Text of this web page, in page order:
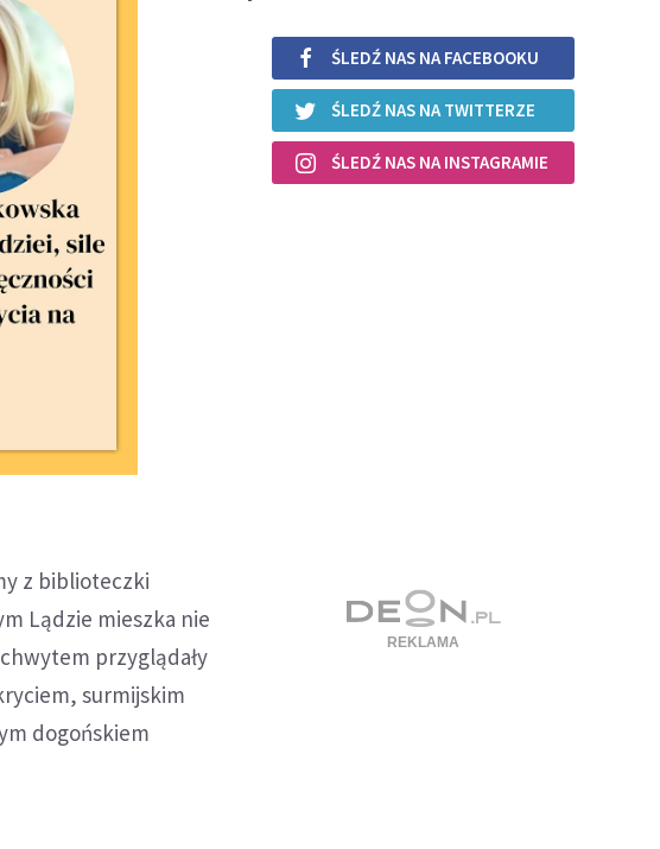
z biblioteczki
Lądzie mieszka nie
przyglądały
surmijskim
dogońskiem
ŚLEDŹ NAS NA FACEBOOKU
ŚLEDŹ NAS NA TWITTERZE
ŚLEDŹ NAS NA INSTAGRAMIE